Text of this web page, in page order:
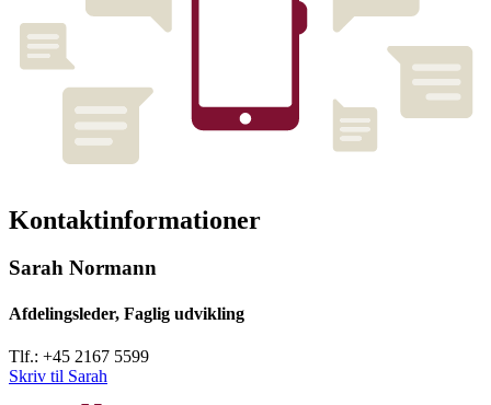
Kontaktinformationer
Sarah Normann
Afdelingsleder, Faglig udvikling
Tlf.: +45 2167 5599
Skriv til Sarah